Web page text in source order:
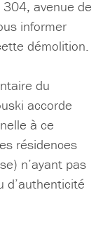
avenue de
informer
démolition.
du
accorde
à ce
résidences
n’ayant pas
d’authenticité